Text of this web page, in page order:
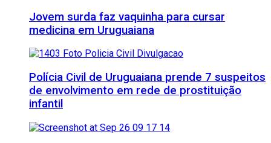
Jovem surda faz vaquinha para cursar
medicina em Uruguaiana
Polícia Civil de Uruguaiana prende 7 suspeitos
de envolvimento em rede de prostituição
infantil